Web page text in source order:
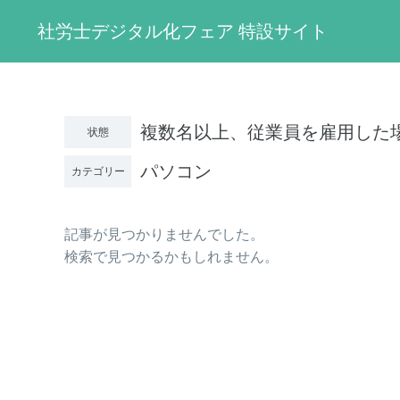
社労士デジタル化フェア 特設サイト
状態 複数名以上、従業員を雇用した
カテゴリー パソコン
記事が見つかりませんでした。
検索で見つかるかもしれません。